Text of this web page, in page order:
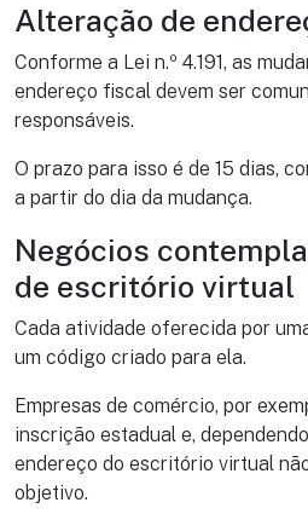
Alteração de
Conforme a Lei n.º 4.191, as
endereço fiscal devem ser
responsáveis.
O prazo para isso é de 15 dias,
a partir do dia da mudança.
Negócios
de escritório virtual
Cada atividade oferecida por
um código criado para ela.
Empresas de comércio, por
inscrição estadual e,
endereço do escritório virtual
objetivo.